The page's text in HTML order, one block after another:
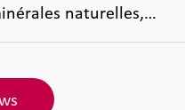
naturelles,…